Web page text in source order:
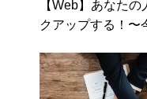
【Web】あなた
クアップする！〜